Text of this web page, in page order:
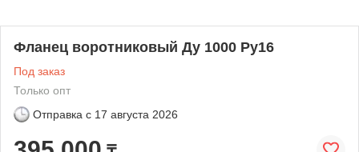
Фланец воротниковый Ду 1000 Ру16
Под заказ
Только опт
Отправка с 17 августа 2026